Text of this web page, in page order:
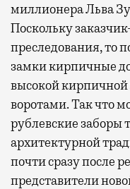
миллионера Льва
Поскольку
преследования, то
замки кирпичные
высокой
воротами. Так что
рублевские
архитектурной
почти сразу после
представители